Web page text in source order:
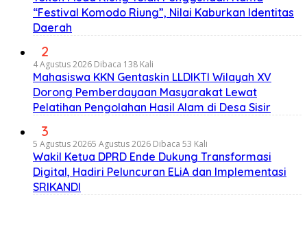
“Festival Komodo Riung”, Nilai Kaburkan Identitas
Daerah
2
4 Agustus 2026 Dibaca 138 Kali
Mahasiswa KKN Gentaskin LLDIKTI Wilayah XV
Dorong Pemberdayaan Masyarakat Lewat
Pelatihan Pengolahan Hasil Alam di Desa Sisir
3
5 Agustus 20265 Agustus 2026 Dibaca 53 Kali
Wakil Ketua DPRD Ende Dukung Transformasi
Digital, Hadiri Peluncuran ELiA dan Implementasi
SRIKANDI